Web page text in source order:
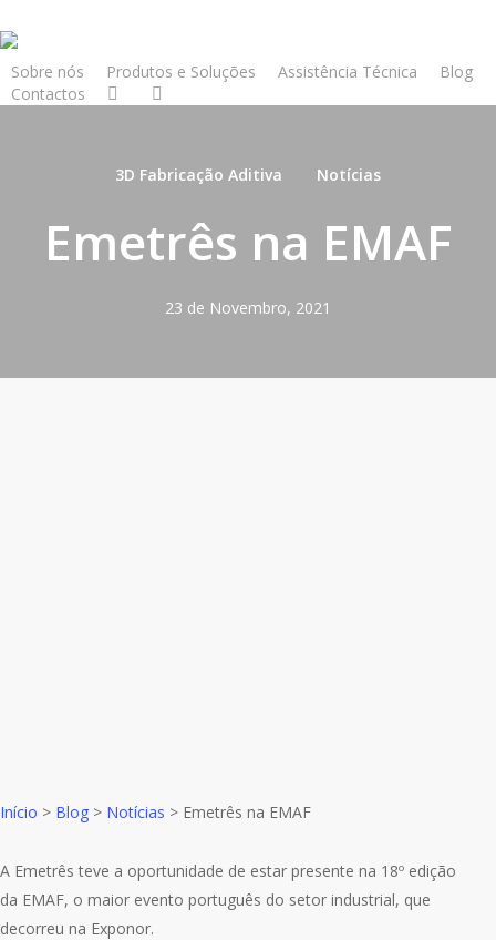
to
main
content
Sobre nós Produtos e Soluções Assistência Técnica
Blog
Contactos
3D Fabricação Aditiva Notícias
Emetrês na EMAF
23 de Novembro, 2021
Início > Blog > Notícias > Emetrês na EMAF
A Emetrês teve a oportunidade de estar presente na 18º edição
da EMAF, o maior evento português do setor industrial, que
decorreu na Exponor.